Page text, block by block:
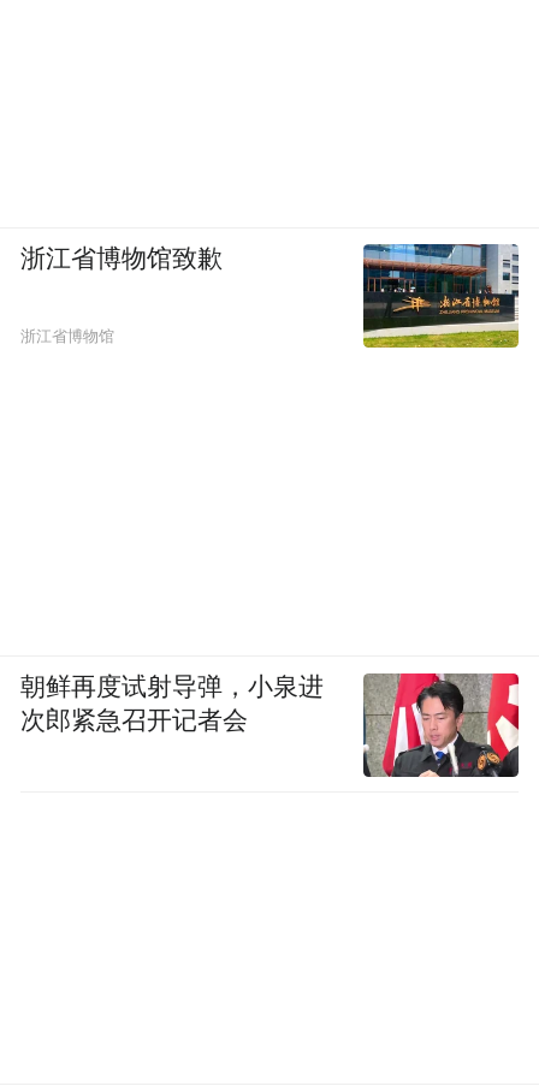
浙江省博物馆致歉
浙江省博物馆
朝鲜再度试射导弹，小泉进
次郎紧急召开记者会